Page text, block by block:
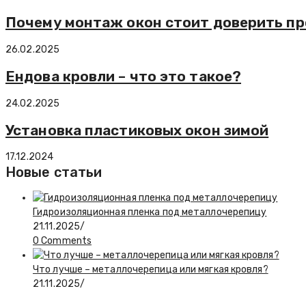
Почему монтаж окон стоит доверить
26.02.2025
Ендова кровли – что это такое?
24.02.2025
Установка пластиковых окон зимой
17.12.2024
Новые статьи
Гидроизоляционная пленка под металлочерепицу
21.11.2025/
0 Comments
Что лучше – металлочерепица или мягкая кровля?
21.11.2025/